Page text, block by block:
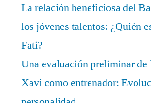
La relación beneficiosa del
los jóvenes talentos: ¿Quién
Fati?
Una evaluación preliminar de
Xavi como entrenador: